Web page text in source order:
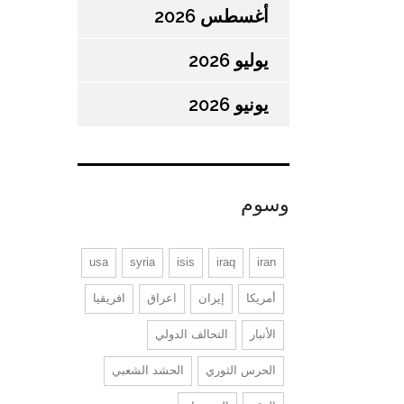
أغسطس 2026
يوليو 2026
يونيو 2026
وسوم
iran
iraq
isis
syria
usa
أمريكا إيران اعراق افريقيا
الأنبار التحالف الدولي
الحرس الثوري الحشد الشعبي